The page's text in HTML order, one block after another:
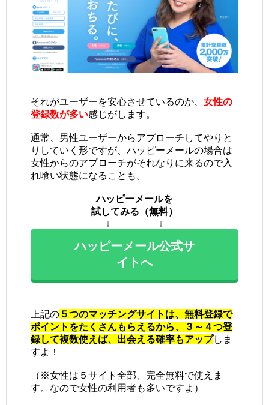
それがユーザーを安心させているのか、 女性の
登録数が多い感じがします。
通常、男性ユーザーからアプローチしてやりと
りしていく形ですが、ハッピーメールの場合は
女性からのアプローチがそれなりに来るので入
れ喰い状態になることも。
ハッピーメールを
試してみる（無料）
↓ ↓
ハッピーメール公式サ
イトへ
上記の ５つのマッチングサイトは、無料登録で
ポイントをたくさんもらえるから、３～４つ登
録して複数使えば、出会える確率もアップしま
すよ！
（※女性は５サイト全部、完全無料で使えま
す。なので女性の利用者も多いですよ）